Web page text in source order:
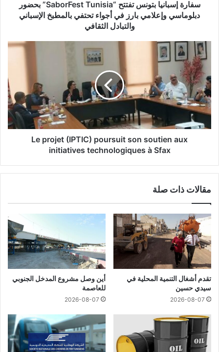
سفارة إسبانيا بتونس تفتتح “SaborFest Tunisia” بحضور
دبلوماسي وإعلامي بارز في أجواء تحتفي بالمطبخ الإسباني
والتبادل الثقافي
Le projet (IPTIC) poursuit son soutien aux
initiatives technologiques à Sfax
مقالات ذات صلة
تقدم أشغال التنمية المحلية في
سيدي حسين
2026-08-07
أين وصل مشروع المدخل الجنوبي
للعاصمة
2026-08-07